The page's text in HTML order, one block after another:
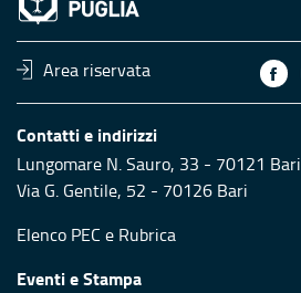
Area riservata
Contatti e indirizzi
Lungomare N. Sauro, 33 - 70121 Bari
Via G. Gentile, 52 - 70126 Bari
Elenco PEC e Rubrica
Eventi e Stampa